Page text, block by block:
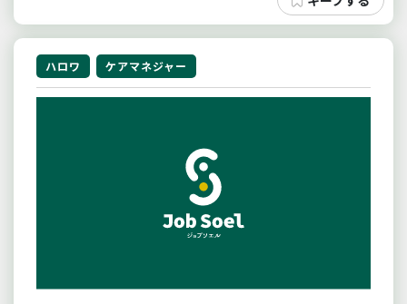
ハロワ ケアマネジャー